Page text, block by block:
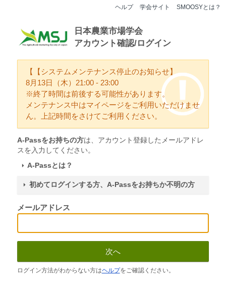
ヘルプ 学会サイト SMOOSYとは？
日本農業市場学会
アカウント確認/ログイン
【【システムメンテナンス停止のお知らせ】
8月13日（木）21:00 - 23:00
※終了時間は前後する可能性があります。
メンテナンス中はマイページをご利用いただけませ
ん。上記時間をさけてご利用ください。
A-Passをお持ちの方は、アカウント登録したメールアドレ
スを入力してください。
A-Passとは？
初めてログインする方、A-Passをお持ちか不明の方
メールアドレス
次へ
ログイン方法がわからない方はヘルプをご確認ください。